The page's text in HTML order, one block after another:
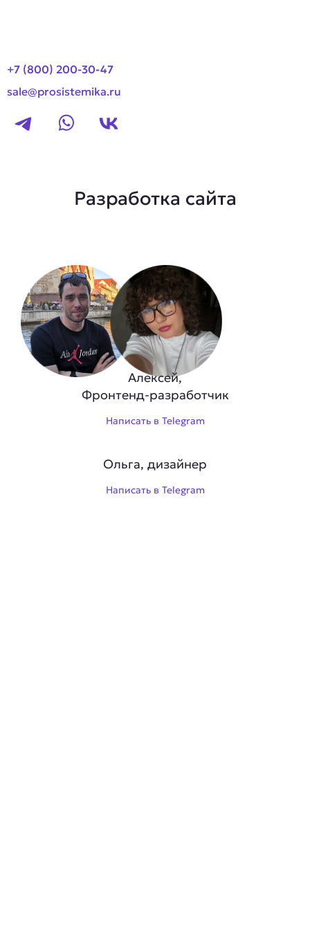
+7 (800) 200-30-47
sale@prosistemika.ru
Разработка сайта
Алексей,
Фронтенд-разработчик
Написать в Telegram
Ольга, дизайнер
Написать в Telegram